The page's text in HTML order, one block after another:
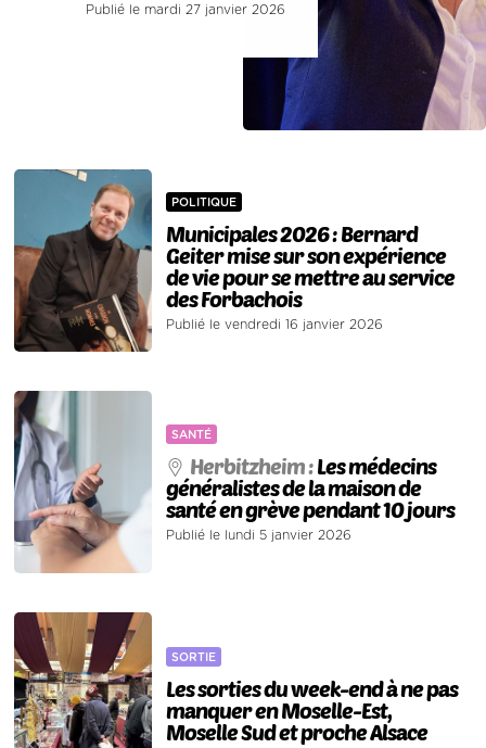
Publié le mardi 27 janvier 2026
POLITIQUE
Municipales 2026 : Bernard
Geiter mise sur son expérience
de vie pour se mettre au service
des Forbachois
Publié le vendredi 16 janvier 2026
SANTÉ
Herbitzheim :Les médecins
généralistes de la maison de
santé en grève pendant 10 jours
Publié le lundi 5 janvier 2026
SORTIE
Les sorties du week-end à ne pas
manquer en Moselle-Est,
Moselle Sud et proche Alsace